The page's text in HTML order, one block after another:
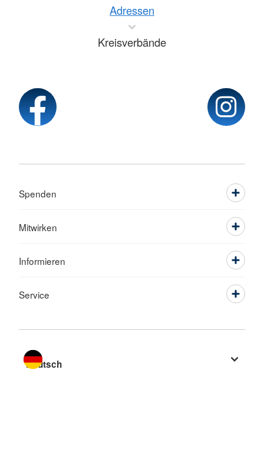
Adressen
Kreisverbände
Spenden
Mitwirken
Informieren
Service
Sprache wechseln zu